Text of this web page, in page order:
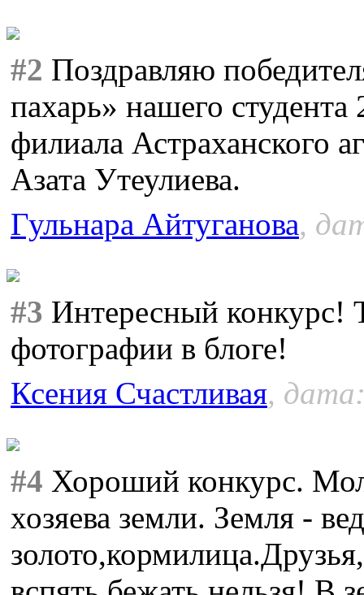
#2 Поздравляю
пахарь» нашего
филиала Астраханского
Азата Утеулиева.
Гульнара Айтуганова,
#3 Интересный конкурс!
фотографии в блоге!
Ксения Счастливая,
#4 Хороший конкурс.
хозяева земли. Земля -